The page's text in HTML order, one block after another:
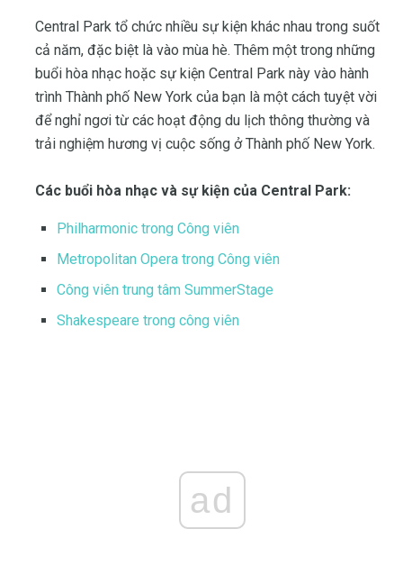
Central Park tổ chức nhiều sự kiện khác nhau trong suốt
cả năm, đặc biệt là vào mùa hè. Thêm một trong những
buổi hòa nhạc hoặc sự kiện Central Park này vào hành
trình Thành phố New York của bạn là một cách tuyệt vời
để nghỉ ngơi từ các hoạt động du lịch thông thường và
trải nghiệm hương vị cuộc sống ở Thành phố New York.
Các buổi hòa nhạc và sự kiện của Central Park:
Philharmonic trong Công viên
Metropolitan Opera trong Công viên
Công viên trung tâm SummerStage
Shakespeare trong công viên
ad